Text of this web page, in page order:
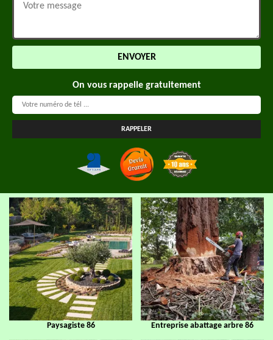
On vous rappelle gratuitement
Paysagiste 86 Entreprise abattage arbre 86